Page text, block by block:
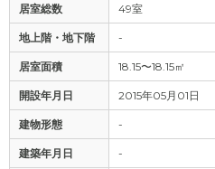
居室総数 49室
地上階・地下階 -
居室面積 18.15〜18.15㎡
開設年月日 2015年05月01日
建物形態 -
建築年月日 -